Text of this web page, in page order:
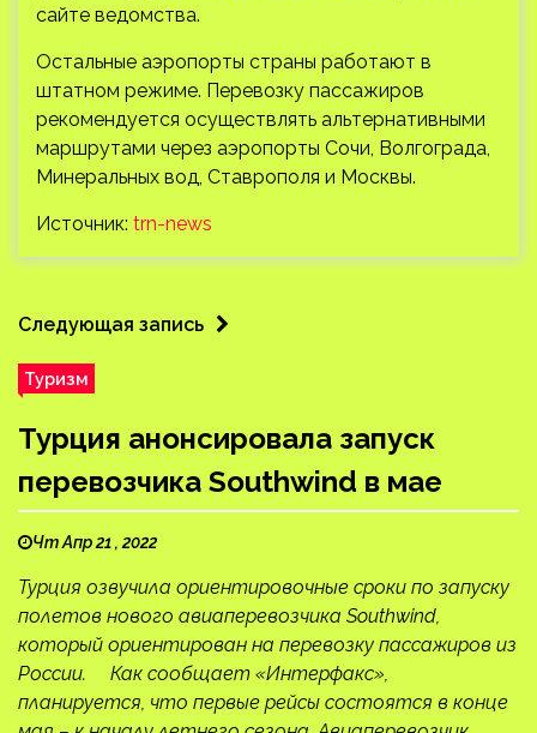
сайте ведомства.
Остальные аэропорты страны работают в
штатном режиме. Перевозку пассажиров
рекомендуется осуществлять альтернативными
маршрутами через аэропорты Сочи, Волгограда,
Минеральных вод, Ставрополя и Москвы.
Источник: trn-news
Следующая запись
Туризм
Турция анонсировала запуск
перевозчика Southwind в мае
Чт Апр 21 , 2022
Турция озвучила ориентировочные сроки по запуску
полетов нового авиаперевозчика Southwind,
который ориентирован на перевозку пассажиров из
России. Как сообщает «Интерфакс»,
планируется, что первые рейсы состоятся в конце